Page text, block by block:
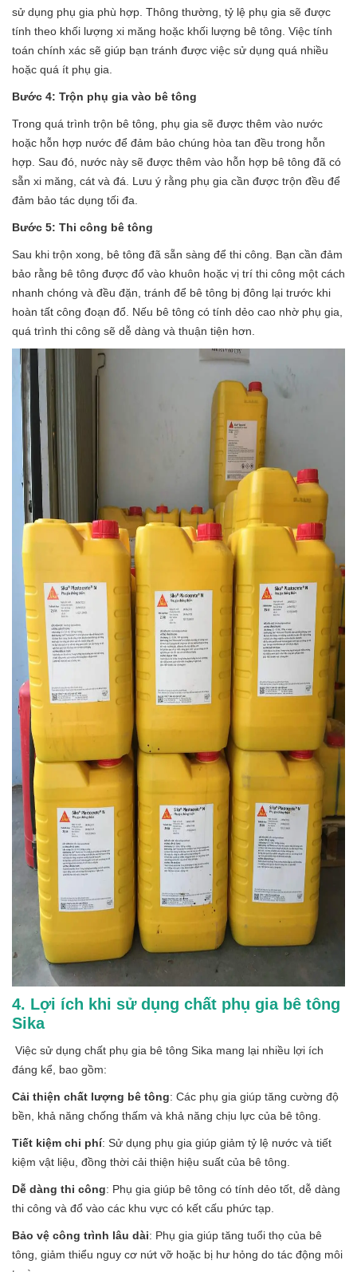
sử dụng phụ gia phù hợp. Thông thường, tỷ lệ phụ gia sẽ được
tính theo khối lượng xi măng hoặc khối lượng bê tông. Việc tính
toán chính xác sẽ giúp bạn tránh được việc sử dụng quá nhiều
hoặc quá ít phụ gia.
Bước 4: Trộn phụ gia vào bê tông
Trong quá trình trộn bê tông, phụ gia sẽ được thêm vào nước
hoặc hỗn hợp nước để đảm bảo chúng hòa tan đều trong hỗn
hợp. Sau đó, nước này sẽ được thêm vào hỗn hợp bê tông đã có
sẵn xi măng, cát và đá. Lưu ý rằng phụ gia cần được trộn đều để
đảm bảo tác dụng tối đa.
Bước 5: Thi công bê tông
Sau khi trộn xong, bê tông đã sẵn sàng để thi công. Bạn cần đảm
bảo rằng bê tông được đổ vào khuôn hoặc vị trí thi công một cách
nhanh chóng và đều đặn, tránh để bê tông bị đông lại trước khi
hoàn tất công đoạn đổ. Nếu bê tông có tính dẻo cao nhờ phụ gia,
quá trình thi công sẽ dễ dàng và thuận tiện hơn.
4. Lợi ích khi sử dụng chất phụ gia bê tông
Sika
Việc sử dụng chất phụ gia bê tông Sika mang lại nhiều lợi ích
đáng kể, bao gồm:
Cải thiện chất lượng bê tông: Các phụ gia giúp tăng cường độ
bền, khả năng chống thấm và khả năng chịu lực của bê tông.
Tiết kiệm chi phí: Sử dụng phụ gia giúp giảm tỷ lệ nước và tiết
kiệm vật liệu, đồng thời cải thiện hiệu suất của bê tông.
Dễ dàng thi công: Phụ gia giúp bê tông có tính dẻo tốt, dễ dàng
thi công và đổ vào các khu vực có kết cấu phức tạp.
Bảo vệ công trình lâu dài: Phụ gia giúp tăng tuổi thọ của bê
tông, giảm thiểu nguy cơ nứt vỡ hoặc bị hư hỏng do tác động môi